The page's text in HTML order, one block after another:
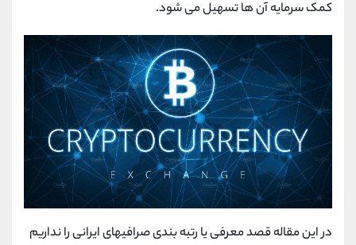
کمک سرمایه آن ها تسهیل می شود.
در این مقاله قصد معرفی یا رتبه بندی صرافیهای ایرانی را نداریم